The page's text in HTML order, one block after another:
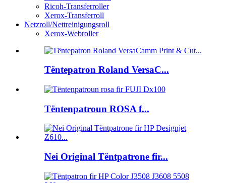
Ricoh-Transferroller
Xerox-Transferroll
Netzroll/Nettreinigungsroll
Xerox-Webroller
Tëntepatron Roland VersaC...
Tëntenpatroun ROSA f...
Nei Original Tëntpatrone fir...